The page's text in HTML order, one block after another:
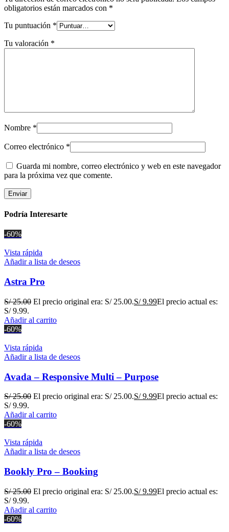
obligatorios están marcados con *
Tu puntuación *
Tu valoración *
Nombre *
Correo electrónico *
Guarda mi nombre, correo electrónico y web en este navegador
para la próxima vez que comente.
Podría Interesarte
-60%
Vista rápida
Añadir a lista de deseos
Astra Pro
S/25.00 El precio original era: S/ 25.00.S/9.99El precio actual es:
S/ 9.99.
Añadir al carrito
-60%
Vista rápida
Añadir a lista de deseos
Avada – Responsive Multi – Purpose
S/25.00 El precio original era: S/ 25.00.S/9.99El precio actual es:
S/ 9.99.
Añadir al carrito
-60%
Vista rápida
Añadir a lista de deseos
Bookly Pro – Booking
S/25.00 El precio original era: S/ 25.00.S/9.99El precio actual es:
S/ 9.99.
Añadir al carrito
-60%